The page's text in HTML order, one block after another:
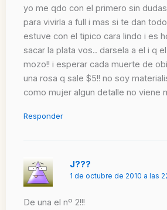
yo me qdo con el primero sin
para vivirla a full i mas si te dan
estuve con el tipico cara lindo i es
sacar la plata vos.. darsela a el i q
mozo!! i esperar cada muerte de
una rosa q sale $5!! no soy
como mujer algun detalle no viene
Responder
J???
1 de octubre de 2010 a las
De una el nº 2!!!